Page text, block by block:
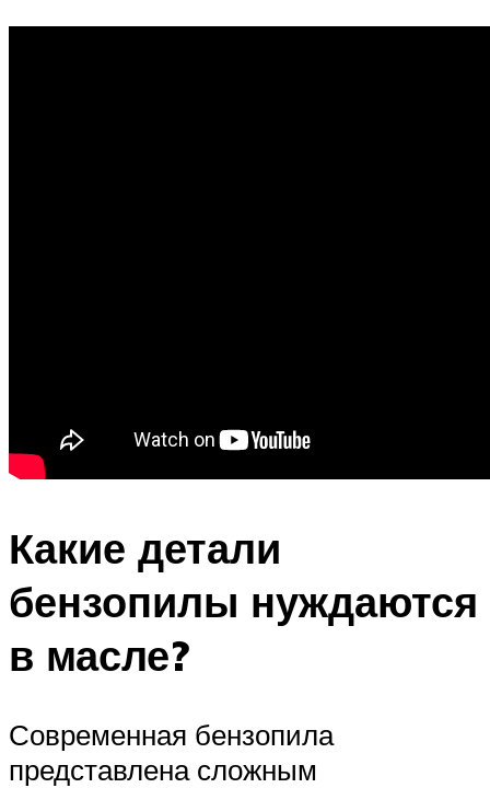
Какие детали
бензопилы нуждаются
в масле?
Современная бензопила
представлена сложным